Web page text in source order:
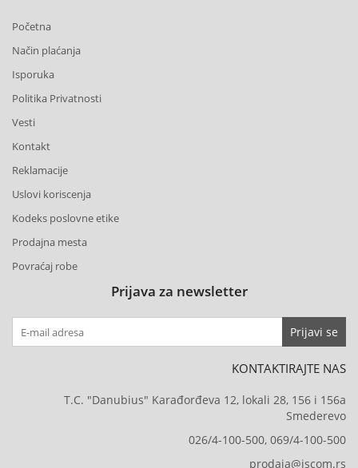
Početna
Način plaćanja
Isporuka
Politika Privatnosti
Vesti
Kontakt
Reklamacije
Uslovi koriscenja
Kodeks poslovne etike
Prodajna mesta
Povraćaj robe
Prijava za newsletter
Prijavi se
KONTAKTIRAJTE NAS
T.C. "Danubius" Karađorđeva 12, lokali 28, 156 i 156a
Smederevo
026/4-100-500, 069/4-100-500
prodaja@iscom.rs